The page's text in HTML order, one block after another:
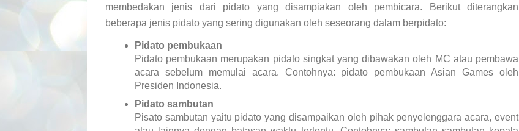
membedakan jenis dari pidato yang disampiakan oleh pembicara. Berikut diterangkan
beberapa jenis pidato yang sering digunakan oleh seseorang dalam berpidato:
Pidato pembukaan
Pidato pembukaan merupakan pidato singkat yang dibawakan oleh MC atau pembawa
acara sebelum memulai acara. Contohnya: pidato pembukaan Asian Games oleh
Presiden Indonesia.
Pidato sambutan
Pisato sambutan yaitu pidato yang disampaikan oleh pihak penyelenggara acara, event